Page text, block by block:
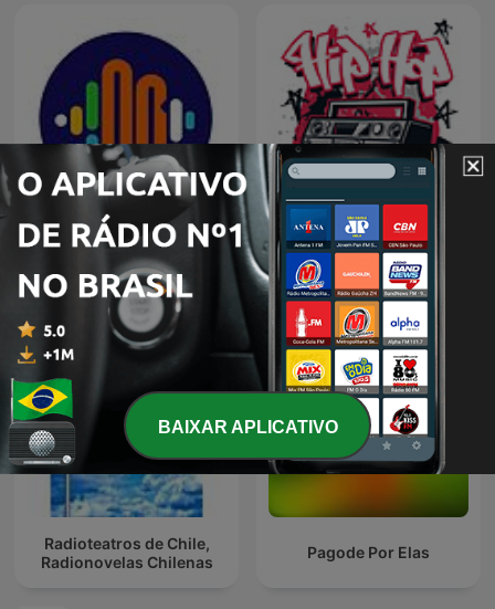
Nossa Rádio BH Hip Hop
Radioteatros de Chile,
Radionovelas Chilenas
Pagode Por Elas
BAIXAR APLICATIVO